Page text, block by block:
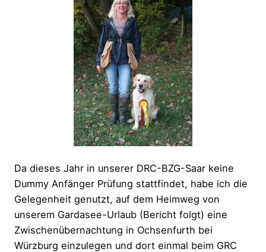
Da dieses Jahr in unserer DRC-BZG-Saar keine
Dummy Anfänger Prüfung stattfindet, habe ich die
Gelegenheit genutzt, auf dem Heimweg von
unserem Gardasee-Urlaub (Bericht folgt) eine
Zwischenübernachtung in Ochsenfurth bei
Würzburg einzulegen und dort einmal beim GRC